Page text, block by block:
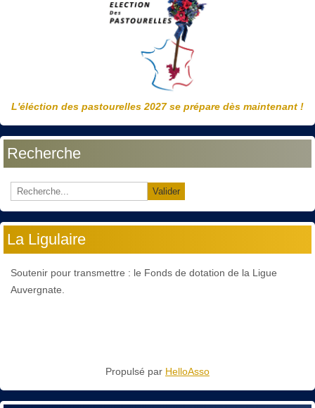
L'éléction des pastourelles 2027 se prépare dès maintenant !
Recherche
Valider
La Ligulaire
Soutenir pour transmettre : le Fonds de dotation de la Ligue
Auvergnate.
Propulsé par HelloAsso